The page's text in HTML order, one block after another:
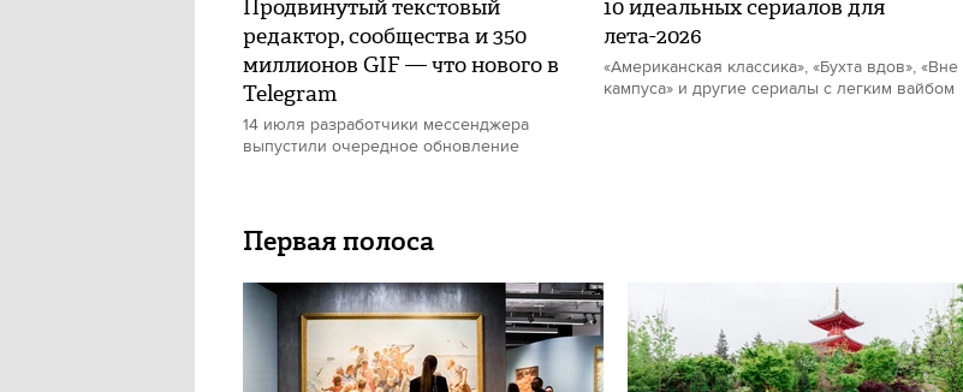
Продвинутый текстовый
редактор, сообщества и 350
миллионов GIF — что нового в
Telegram
14 июля разработчики мессенджера
выпустили очередное обновление
10 идеальных сериалов для
лета-2026
«Американская классика», «Бухта вдов», «Вне
кампуса» и другие сериалы с легким вайбом
Первая полоса